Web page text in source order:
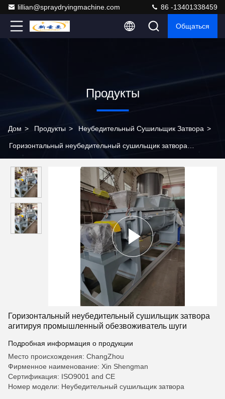
lillian@spraydryingmachine.com 86 -13401338459
Общаться
Продукты
Дом > Продукты > Неубедительный Сушильщик Затвора >
Горизонтальный неубедительный сушильщик затвора
Горизонтальный неубедительный сушильщик затвора
агитируя промышленный обезвоживатель шуги
Подробная информация о продукции
Место происхождения: ChangZhou
Фирменное наименование: Xin Shengman
Сертификация: ISO9001 and CE
Номер модели: Неубедительный сушильщик затвора